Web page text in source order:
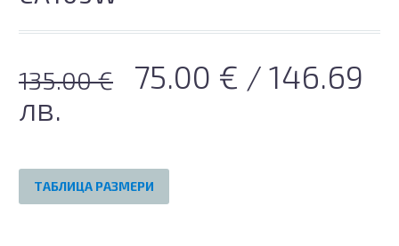
135.00€
Original
135.00 €.
75.00 € Текущата
/ 146.69
лв.
ТАБЛИЦА РАЗМЕРИ